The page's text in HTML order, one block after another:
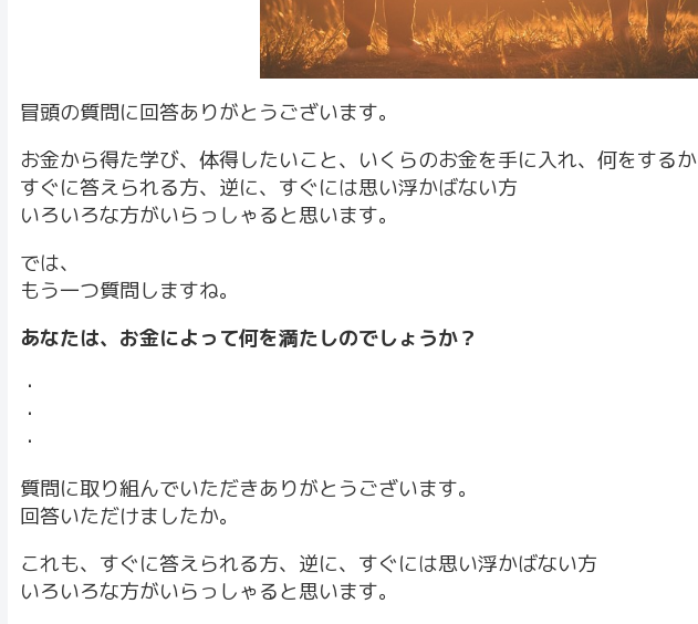
冒頭の質問に回答ありがとうございます。
お金から得た学び、体得したいこと、いくらのお金を手に入れ、何をするか
すぐに答えられる方、逆に、すぐには思い浮かばない方
いろいろな方がいらっしゃると思います。
では、
もう一つ質問しますね。
あなたは、お金によって何を満たしのでしょうか？
・
・
・
質問に取り組んでいただきありがとうございます。
回答いただけましたか。
これも、すぐに答えられる方、逆に、すぐには思い浮かばない方
いろいろな方がいらっしゃると思います。